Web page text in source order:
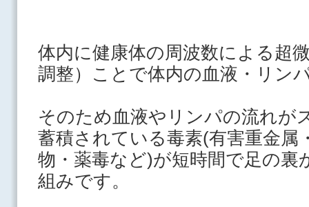
体内に健康体の周波数による超
調整）ことで体内の血液・リン
そのため血液やリンパの流れが
蓄積されている毒素(有害重金属
物・薬毒など)が短時間で足の裏
組みです。